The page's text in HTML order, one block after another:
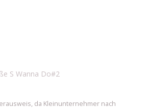
S Wanna Do#2
da Kleinunternehmer nach